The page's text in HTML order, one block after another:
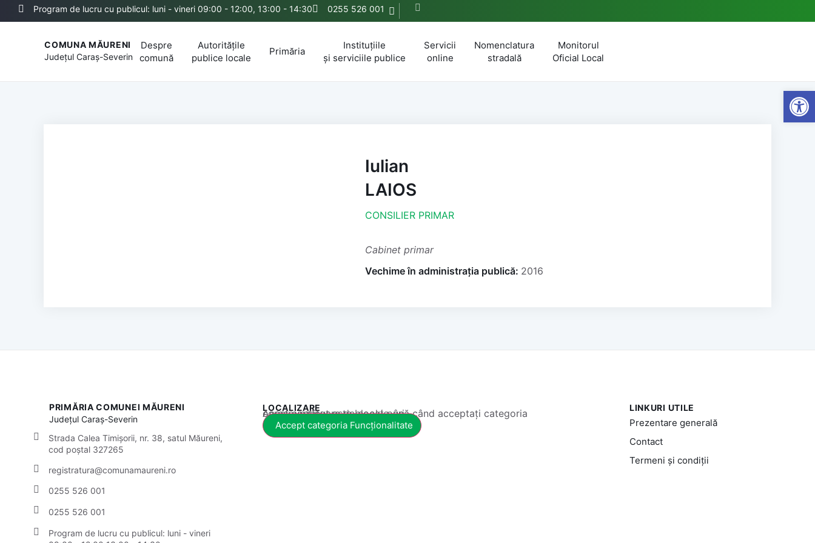
Program de lucru cu publicul: luni - vineri 09:00 - 12:00, 13:00 - 14:30 0255 526 001
COMUNA MĂURENI
JudețulCaraș-Severin
Despre
comună
Autoritățile
publice locale
Primăria
Instituțiile
și serviciile publice
Servicii
online
Nomenclatura
stradală
Monitorul
Oficial Local
Iulian
LAIOS
CONSILIER PRIMAR
Cabinet primar
Vechime în administrația publică: 2016
PRIMĂRIA COMUNEI MĂURENI
JudețulCaraș-Severin
Strada Calea Timișorii, nr. 38, satul Măureni,
cod poștal 327265
registratura@comunamaureni.ro
0255 526 001
0255 526 001
Program de lucru cu publicul: luni - vineri
LOCALIZARE
Acest conținut este blocat până când acceptați categoria corespunzătoare de cookie-uri.
Accept categoria Funcționalitate
LINKURI UTILE
Prezentare generală
Contact
Termeni și condiții